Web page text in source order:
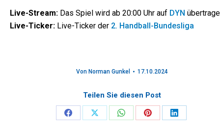
Live-Stream: Das Spiel wird ab 20:00 Uhr auf DYN
Live-Ticker: Live-Ticker der 2. Handball-Bundesliga
Von Norman Gunkel 17.10.2024
Teilen Sie diesen Post
ShareShareShareShareShare